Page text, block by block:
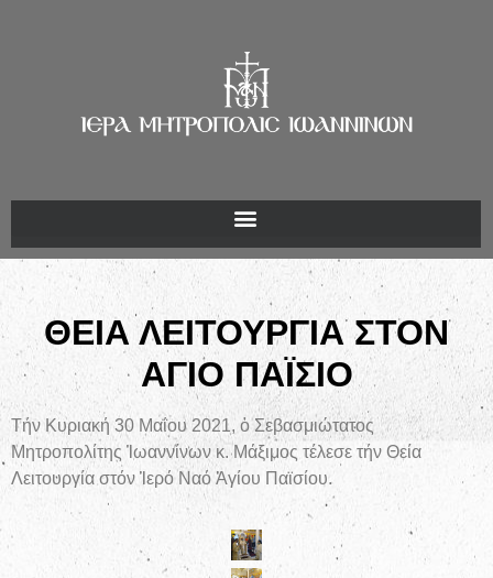
ΘΕΙΑ ΛΕΙΤΟΥΡΓΙΑ ΣΤΟΝ
ΑΓΙΟ ΠΑΪΣΙΟ
Τήν Κυριακή 30 Μαΐου 2021, ὁ Σεβασμιώτατος
Μητροπολίτης Ἰωαννίνων κ. Μάξιμος τέλεσε τήν Θεία
Λειτουργία στόν Ἱερό Ναό Ἁγίου Παϊσίου.